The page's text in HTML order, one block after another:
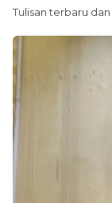
Tulisan terbaru